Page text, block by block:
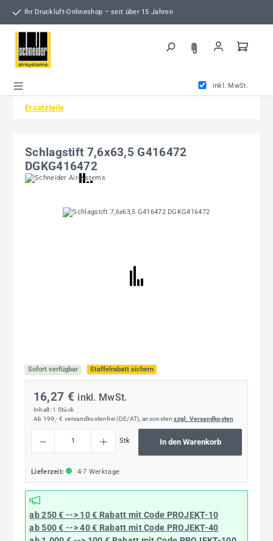
Zum Hauptinhalt springen
Ihr Druckluft-Onlineshop – seit über 15 Jahren
inkl. MwSt.
Ersatzteile
Schlagstift 7,6x63,5 G416472
DGKG416472
Bildergalerie überspringen
Sofort verfügbar Staffelrabatt sichern
16,27 € inkl. MwSt.
Inhalt: 1 Stück
Ab 199,- € versandkostenfrei (DE/AT), ansonstenzzgl. Versandkosten
Stk In den Warenkorb
Lieferzeit: 4-7 Werktage
ab 250 € --> 10 € Rabatt mit Code PROJEKT-10
ab 500 € --> 40 € Rabatt mit Code PROJEKT-40